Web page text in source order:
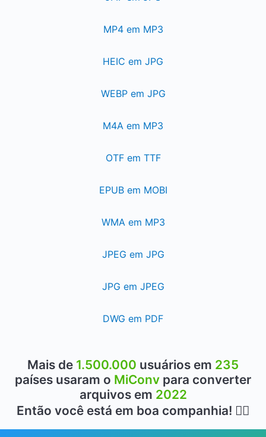
MP4 em MP3
HEIC em JPG
WEBP em JPG
M4A em MP3
OTF em TTF
EPUB em MOBI
WMA em MP3
JPEG em JPG
JPG em JPEG
DWG em PDF
Mais de 1.500.000 usuários em 235
países usaram o MiConv para converter
arquivos em 2022
Então você está em boa companhia! 👍🏻